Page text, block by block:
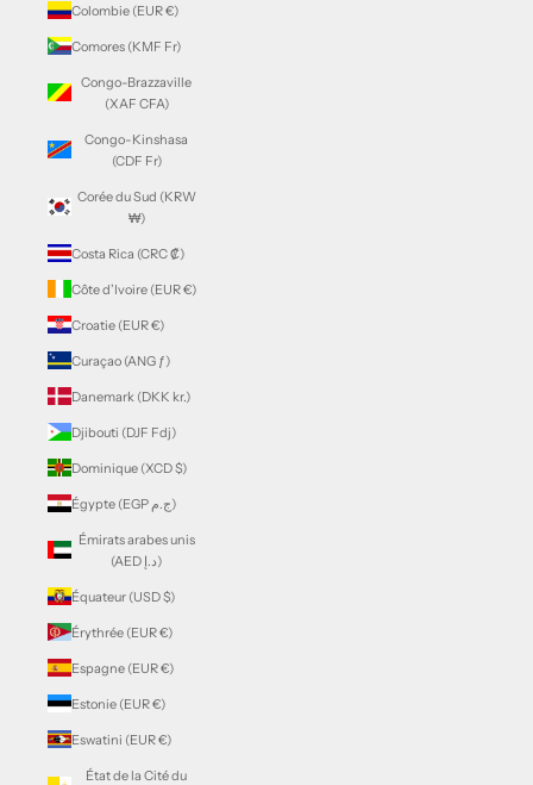
Colombie (EUR €)
Comores (KMF Fr)
Congo-Brazzaville
(XAF CFA)
Congo-Kinshasa
(CDF Fr)
Corée du Sud (KRW
₩)
Costa Rica (CRC ₡)
Côte d’Ivoire (EUR €)
Croatie (EUR €)
Curaçao (ANG ƒ)
Danemark (DKK kr.)
Djibouti (DJF Fdj)
Dominique (XCD $)
Égypte (EGP ج.م)
Émirats arabes unis
(AED د.إ)
Équateur (USD $)
Érythrée (EUR €)
Espagne (EUR €)
Estonie (EUR €)
Eswatini (EUR €)
État de la Cité du